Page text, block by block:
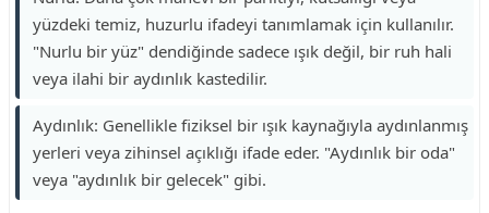
yüzdeki temiz, huzurlu ifadeyi tanımlamak için kullanılır.
"Nurlu bir yüz" dendiğinde sadece ışık değil, bir ruh hali
veya ilahi bir aydınlık kastedilir.
Aydınlık: Genellikle fiziksel bir ışık kaynağıyla aydınlanmış
yerleri veya zihinsel açıklığı ifade eder. "Aydınlık bir oda"
veya "aydınlık bir gelecek" gibi.